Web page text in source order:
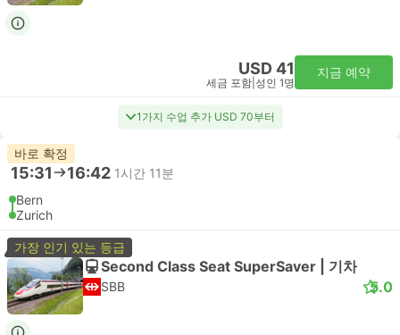
USD 41
세금 포함 성인 1명
지금 예약
1가지 수업 추가 USD 70부터
바로 확정
15:31 16:42 1시간 11분
Bern
Zurich
가장 인기 있는 등급
Second Class Seat SuperSaver | 기차
SBB 5.0